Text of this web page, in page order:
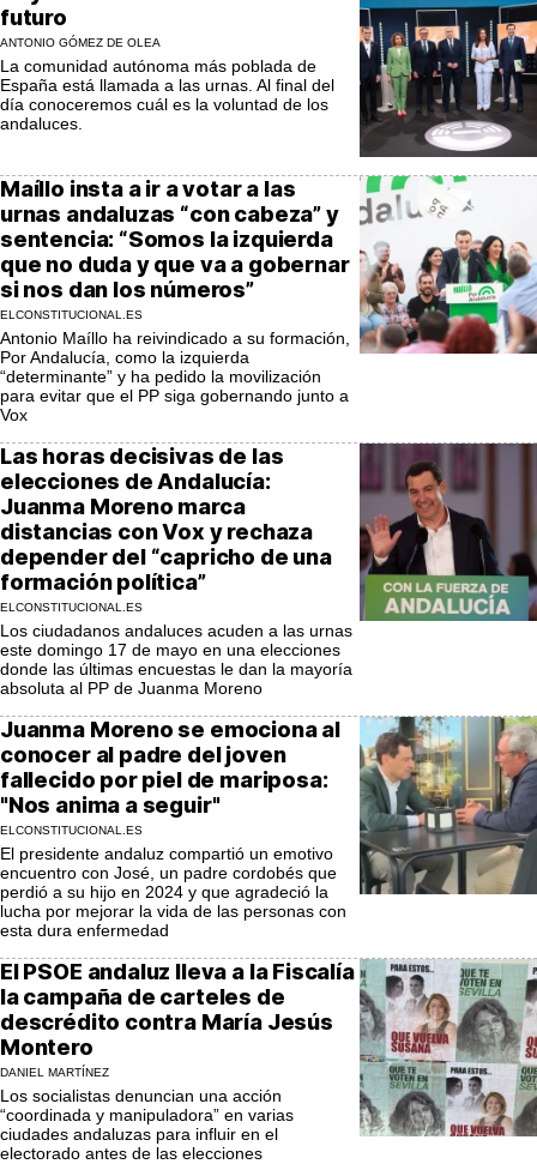
futuro
ANTONIO GÓMEZ DE OLEA
La comunidad autónoma más poblada de
España está llamada a las urnas. Al final del
día conoceremos cuál es la voluntad de los
andaluces.
Maíllo insta a ir a votar a las
urnas andaluzas “con cabeza” y
sentencia: “Somos la izquierda
que no duda y que va a gobernar
si nos dan los números”
ELCONSTITUCIONAL.ES
Antonio Maíllo ha reivindicado a su formación,
Por Andalucía, como la izquierda
“determinante” y ha pedido la movilización
para evitar que el PP siga gobernando junto a
Vox
Las horas decisivas de las
elecciones de Andalucía:
Juanma Moreno marca
distancias con Vox y rechaza
depender del “capricho de una
formación política”
ELCONSTITUCIONAL.ES
Los ciudadanos andaluces acuden a las urnas
este domingo 17 de mayo en una elecciones
donde las últimas encuestas le dan la mayoría
absoluta al PP de Juanma Moreno
Juanma Moreno se emociona al
conocer al padre del joven
fallecido por piel de mariposa:
"Nos anima a seguir"
ELCONSTITUCIONAL.ES
El presidente andaluz compartió un emotivo
encuentro con José, un padre cordobés que
perdió a su hijo en 2024 y que agradeció la
lucha por mejorar la vida de las personas con
esta dura enfermedad
El PSOE andaluz lleva a la Fiscalía
la campaña de carteles de
descrédito contra María Jesús
Montero
DANIEL MARTÍNEZ
Los socialistas denuncian una acción
“coordinada y manipuladora” en varias
ciudades andaluzas para influir en el
electorado antes de las elecciones